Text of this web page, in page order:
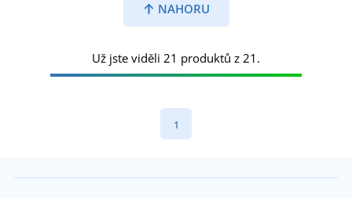
NAHORU
Už jste viděli 21 produktů z 21.
1